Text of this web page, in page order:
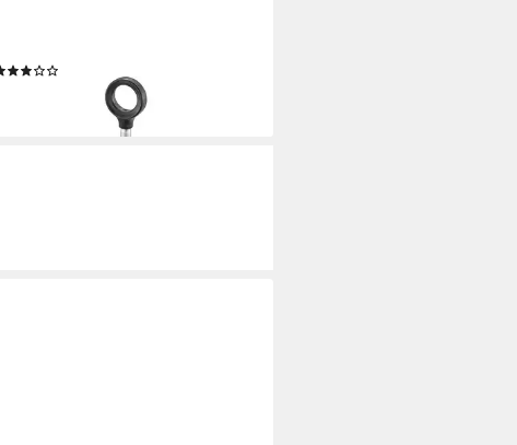
lieferbar - in 3-4 Werktagen bei dir